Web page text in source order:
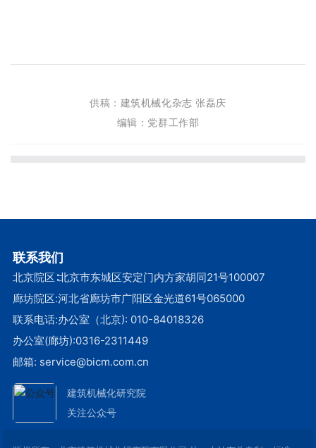
供稿：建筑机械化杂志 张磊庆
编辑： 党群工作部
联系我们
北京院区∶北京市东城区安定门内方家胡同21号100007
廊坊院区:河北省廊坊市广阳区金光道61号065000
联系电话:办公室（北京): 010-84018326
办公室(廊坊):0316-2311449
邮箱: service@bicm.com.cn
建筑机械化研究院
关注公众号